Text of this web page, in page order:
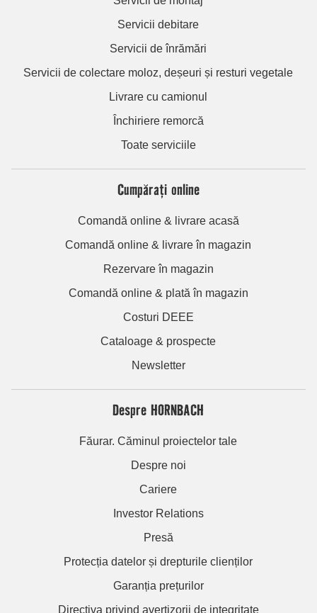
Servicii debitare
Servicii de înrămări
Servicii de colectare moloz, deșeuri și resturi vegetale
Livrare cu camionul
Închiriere remorcă
Toate serviciile
Cumpărați online
Comandă online & livrare acasă
Comandă online & livrare în magazin
Rezervare în magazin
Comandă online & plată în magazin
Costuri DEEE
Cataloage & prospecte
Newsletter
Despre HORNBACH
Făurar. Căminul proiectelor tale
Despre noi
Cariere
Investor Relations
Presă
Protecția datelor și drepturile clienților
Garanția prețurilor
Directiva privind avertizorii de integritate